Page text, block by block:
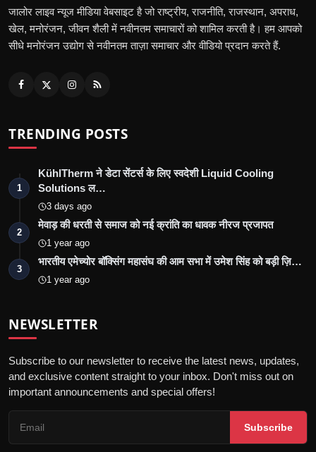
जालोर लाइव न्यूज मीडिया वेबसाइट है जो राष्ट्रीय, राजनीति, राजस्थान, अपराध,
खेल, मनोरंजन, जीवन शैली में नवीनतम समाचारों को शामिल करती है। हम आपको
सीधे मनोरंजन उद्योग से नवीनतम ताज़ा समाचार और वीडियो प्रदान करते हैं.
TRENDING POSTS
1
KühlTherm ने डेटा सेंटर्स के लिए स्वदेशी Liquid Cooling
Solutions ल…
3 days ago
2
मेवाड़ की धरती से समाज को नई क्रांति का धावक नीरज प्रजापत
1 year ago
3
भारतीय एमेच्योर बॉक्सिंग महासंघ की आम सभा में उमेश सिंह को बड़ी ज़ि…
1 year ago
NEWSLETTER
Subscribe to our newsletter to receive the latest news, updates,
and exclusive content straight to your inbox. Don't miss out on
important announcements and special offers!
Subscribe